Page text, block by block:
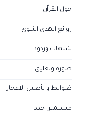
حول القراّن
روائع الهدى النبوي
شبهات وردود
صورة وتعليق
ضوابط و تأصيل الاعجاز
مسلمين جدد